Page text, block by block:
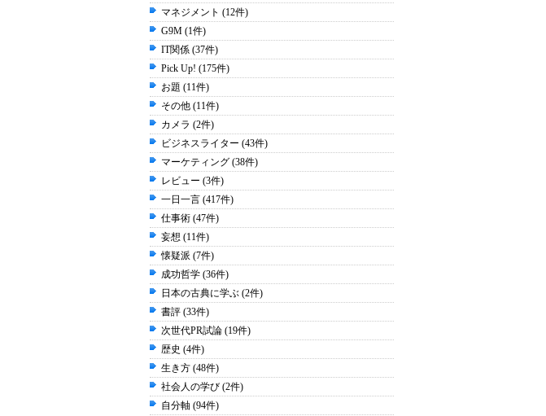
マネジメント (12件)
G9M (1件)
IT関係 (37件)
Pick Up! (175件)
お題 (11件)
その他 (11件)
カメラ (2件)
ビジネスライター (43件)
マーケティング (38件)
レビュー (3件)
一日一言 (417件)
仕事術 (47件)
妄想 (11件)
懐疑派 (7件)
成功哲学 (36件)
日本の古典に学ぶ (2件)
書評 (33件)
次世代PR試論 (19件)
歴史 (4件)
生き方 (48件)
社会人の学び (2件)
自分軸 (94件)